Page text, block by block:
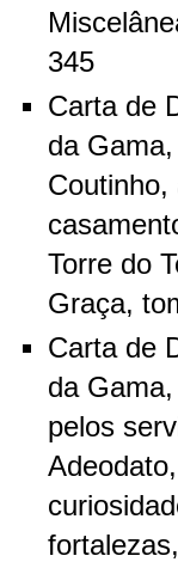
345
Carta de
da
Torre do
Graça,
Carta de
da
pelos